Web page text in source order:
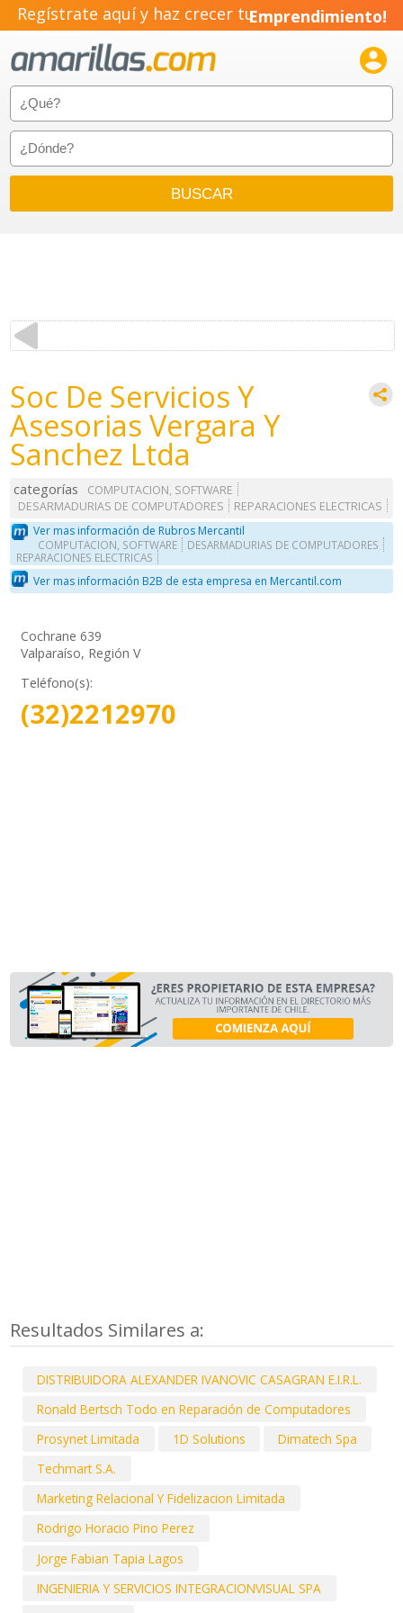
Regístrate aquí y haz crecer tuEmprendimiento!

Soc De Servicios Y
Asesorias Vergara Y
Sanchez Ltda
categorías
COMPUTACION, SOFTWARE
DESARMADURIAS DE COMPUTADORES
REPARACIONES ELECTRICAS
Ver mas información de Rubros Mercantil
COMPUTACION, SOFTWARE
DESARMADURIAS DE COMPUTADORES
REPARACIONES ELECTRICAS
Ver mas información B2B de esta empresa en Mercantil.com
Cochrane 639
Valparaíso, Región V
Teléfono(s):
(32)2212970
Resultados Similares a:
DISTRIBUIDORA ALEXANDER IVANOVIC CASAGRAN E.I.R.L.
Ronald Bertsch Todo en Reparación de Computadores
Prosynet Limitada
1D Solutions
Dimatech Spa
Techmart S.A.
Marketing Relacional Y Fidelizacion Limitada
Rodrigo Horacio Pino Perez
Jorge Fabian Tapia Lagos
INGENIERIA Y SERVICIOS INTEGRACIONVISUAL SPA